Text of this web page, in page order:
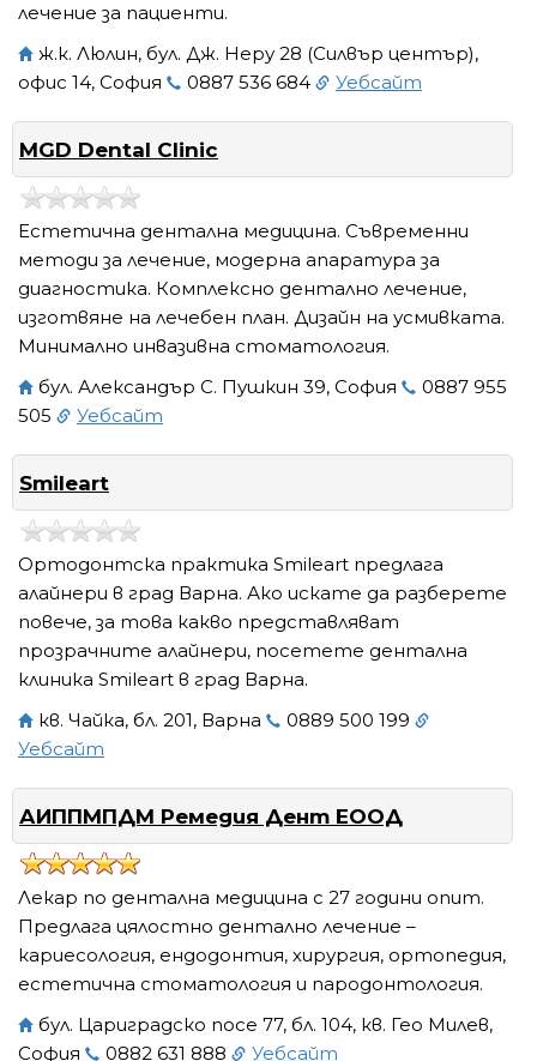
лечение за пациенти.
ж.к. Люлин, бул. Дж. Неру 28 (Силвър център),
офис 14, София
0887 536 684 Уебсайт
MGD Dental Clinic
Естетична дентална медицина. Съвременни
методи за лечение, модерна апаратура за
диагностика. Комплексно дентално лечение,
изготвяне на лечебен план. Дизайн на усмивката.
Минимално инвазивна стоматология.
бул. Александър С. Пушкин 39, София
0887 955
505
Уебсайт
Smileart
Ортодонтска практика Smileart предлага
алайнери в град Варна. Ако искате да разберете
повече, за това какво представляват
прозрачните алайнери, посетете дентална
клиника Smileart в град Варна.
кв. Чайка, бл. 201, Варна
0889 500 199
Уебсайт
АИППМПДМ Ремедия Дент ЕООД
Лекар по дентална медицина с 27 години опит.
Предлага цялостно дентално лечение –
кариесология, ендодонтия, хирургия, ортопедия,
естетична стоматология и пародонтология.
бул. Цариградско посе 77, бл. 104, кв. Гео Милев,
София
0882 631 888 Уебсайт